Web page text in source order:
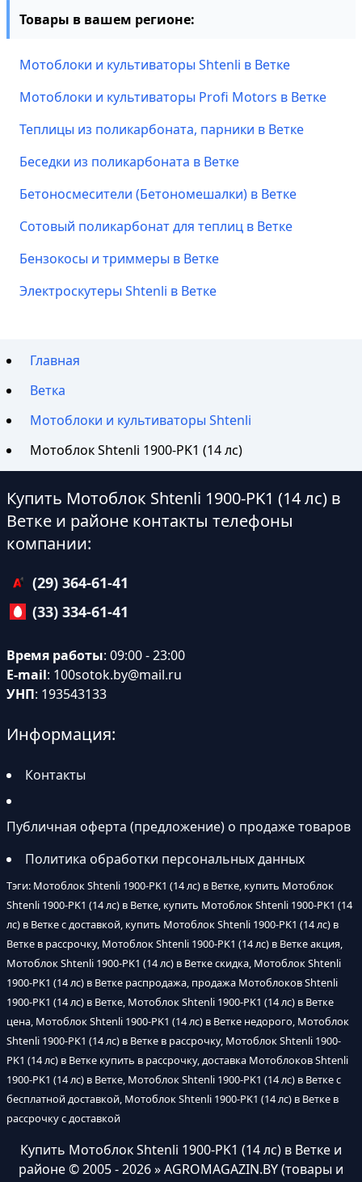
Товары в вашем регионе:
Мотоблоки и культиваторы Shtenli в Ветке
Мотоблоки и культиваторы Profi Motors в Ветке
Теплицы из поликарбоната, парники в Ветке
Беседки из поликарбоната в Ветке
Бетоносмесители (Бетономешалки) в Ветке
Сотовый поликарбонат для теплиц в Ветке
Бензокосы и триммеры в Ветке
Электроскутеры Shtenli в Ветке
Главная
Ветка
Мотоблоки и культиваторы Shtenli
Мотоблок Shtenli 1900-PK1 (14 лс)
Купить Мотоблок Shtenli 1900-PK1 (14 лс) в
Ветке и районе контакты телефоны
компании:
(29) 364-61-41
(33) 334-61-41
Время работы: 09:00 - 23:00
E-mail: 100sotok.by@mail.ru
УНП: 193543133
Информация:
Контакты
Публичная оферта (предложение) о продаже товаров
Политика обработки персональных данных
Тэги: Мотоблок Shtenli 1900-PK1 (14 лс) в Ветке, купить Мотоблок
Shtenli 1900-PK1 (14 лс) в Ветке, купить Мотоблок Shtenli 1900-PK1 (14
лс) в Ветке с доставкой, купить Мотоблок Shtenli 1900-PK1 (14 лс) в
Ветке в рассрочку, Мотоблок Shtenli 1900-PK1 (14 лс) в Ветке акция,
Мотоблок Shtenli 1900-PK1 (14 лс) в Ветке скидка, Мотоблок Shtenli
1900-PK1 (14 лс) в Ветке распродажа, продажа Мотоблоков Shtenli
1900-PK1 (14 лс) в Ветке, Мотоблок Shtenli 1900-PK1 (14 лс) в Ветке
цена, Мотоблок Shtenli 1900-PK1 (14 лс) в Ветке недорого, Мотоблок
Shtenli 1900-PK1 (14 лс) в Ветке в рассрочку, Мотоблок Shtenli 1900-
PK1 (14 лс) в Ветке купить в рассрочку, доставка Мотоблоков Shtenli
1900-PK1 (14 лс) в Ветке, Мотоблок Shtenli 1900-PK1 (14 лс) в Ветке с
бесплатной доставкой, Мотоблок Shtenli 1900-PK1 (14 лс) в Ветке в
рассрочку с доставкой
Купить Мотоблок Shtenli 1900-PK1 (14 лс) в Ветке и
районе© 2005 - 2026 » AGROMAGAZIN.BY (товары и